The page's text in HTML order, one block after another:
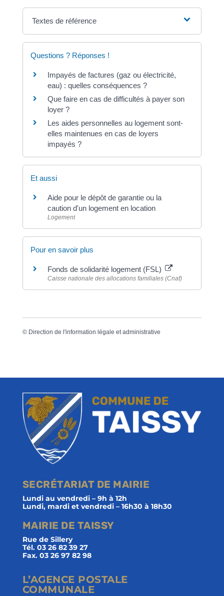
Textes de référence
Questions ? Réponses !
Impayés de factures (gaz ou électricité,
eau) : quelles conséquences ?
Que faire en cas de difficultés à payer son
loyer ?
Les aides personnelles au logement sont-
elles maintenues en cas de loyers
impayés ?
Et aussi
Aide pour le dépôt de garantie ou la
caution d'un logement en location
Logement
Pour en savoir plus
Fonds de solidarité logement (FSL)
Caisse nationale des allocations familiales (Cnaf)
© Direction de l'information légale et administrative
SECRÉTARIAT DE MAIRIE
Lundi au vendredi – 9h à 12h
Lundi, mardi et vendredi – 16h30 à 18h30
MAIRIE DE TAISSY
Rue de Sillery
Tél. 03 26 82 39 27
Fax. 03 26 97 82 98
L’AGENCE POSTALE
COMMUNALE